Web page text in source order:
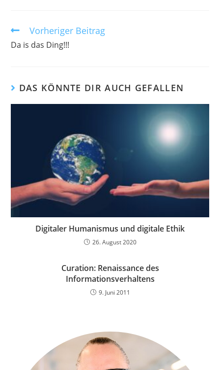
Weitere
ansehen
Vorheriger Beitrag
Da is das Ding!!!
DAS KÖNNTE DIR AUCH GEFALLEN
Digitaler Humanismus und digitale Ethik
26. August 2020
Curation: Renaissance des
Informationsverhaltens
9. Juni 2011